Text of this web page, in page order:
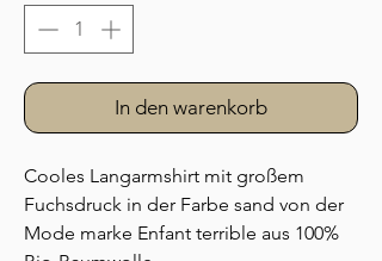
In den warenkorb
Cooles Langarmshirt mit großem
Fuchsdruck in der Farbe sand von der
Mode marke Enfant terrible aus 100%